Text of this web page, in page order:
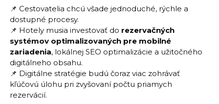
📌 Cestovatelia chcú všade jednoduché, rýchle a
dostupné procesy.
📌 Hotely musia investovať do rezervačných
systémov optimalizovaných pre mobilné
zariadenia, lokálnej SEO optimalizácie a užitočného
digitálneho obsahu.
📌 Digitálne stratégie budú čoraz viac zohrávať
kľúčovú úlohu pri zvyšovaní počtu priamych
rezervácií.